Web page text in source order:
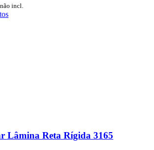
incl.
Lâmina Reta Rígida 3165